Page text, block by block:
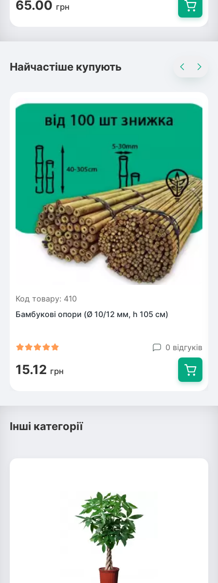
65.00 грн
Найчастіше купують
Код товару: 410
Бамбукові опори (Ø 10/12 мм, h 105 см)
0 відгуків
15.12 грн
Інші категорії